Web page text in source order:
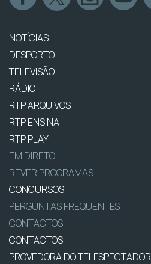
NOTÍCIAS
DESPORTO
TELEVISÃO
RÁDIO
RTP ARQUIVOS
RTP ENSINA
RTP PLAY
EM DIRETO
REVER PROGRAMAS
CONCURSOS
PERGUNTAS FREQUENTES
CONTACTOS
CONTACTOS
PROVEDORA DO TELESPECTADOR